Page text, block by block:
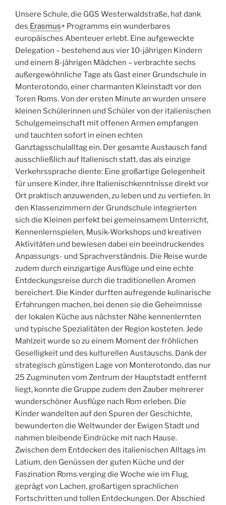
Unsere Schule, die GGS Westerwaldstraße, hat dank
des Erasmus+ Programms ein wunderbares
europäisches Abenteuer erlebt. Eine aufgeweckte
Delegation – bestehend aus vier 10-jährigen Kindern
und einem 8-jährigen Mädchen – verbrachte sechs
außergewöhnliche Tage als Gast einer Grundschule in
Monterotondo, einer charmanten Kleinstadt vor den
Toren Roms. Von der ersten Minute an wurden unsere
kleinen Schülerinnen und Schüler von der italienischen
Schulgemeinschaft mit offenen Armen empfangen
und tauchten sofort in einen echten
Ganztagsschulalltag ein. Der gesamte Austausch fand
ausschließlich auf Italienisch statt, das als einzige
Verkehrssprache diente: Eine großartige Gelegenheit
für unsere Kinder, ihre Italienischkenntnisse direkt vor
Ort praktisch anzuwenden, zu leben und zu vertiefen. In
den Klassenzimmern der Grundschule integrierten
sich die Kleinen perfekt bei gemeinsamem Unterricht,
Kennenlernspielen, Musik-Workshops und kreativen
Aktivitäten und bewiesen dabei ein beeindruckendes
Anpassungs- und Sprachverständnis. Die Reise wurde
zudem durch einzigartige Ausflüge und eine echte
Entdeckungsreise durch die traditionellen Aromen
bereichert. Die Kinder durften aufregende kulinarische
Erfahrungen machen, bei denen sie die Geheimnisse
der lokalen Küche aus nächster Nähe kennenlernten
und typische Spezialitäten der Region kosteten. Jede
Mahlzeit wurde so zu einem Moment der fröhlichen
Geselligkeit und des kulturellen Austauschs. Dank der
strategisch günstigen Lage von Monterotondo, das nur
25 Zugminuten vom Zentrum der Hauptstadt entfernt
liegt, konnte die Gruppe zudem den Zauber mehrerer
wunderschöner Ausflüge nach Rom erleben. Die
Kinder wandelten auf den Spuren der Geschichte,
bewunderten die Weltwunder der Ewigen Stadt und
nahmen bleibende Eindrücke mit nach Hause.
Zwischen dem Entdecken des italienischen Alltags im
Latium, den Genüssen der guten Küche und der
Faszination Roms verging die Woche wie im Flug,
geprägt von Lachen, großartigen sprachlichen
Fortschritten und tollen Entdeckungen. Der Abschied